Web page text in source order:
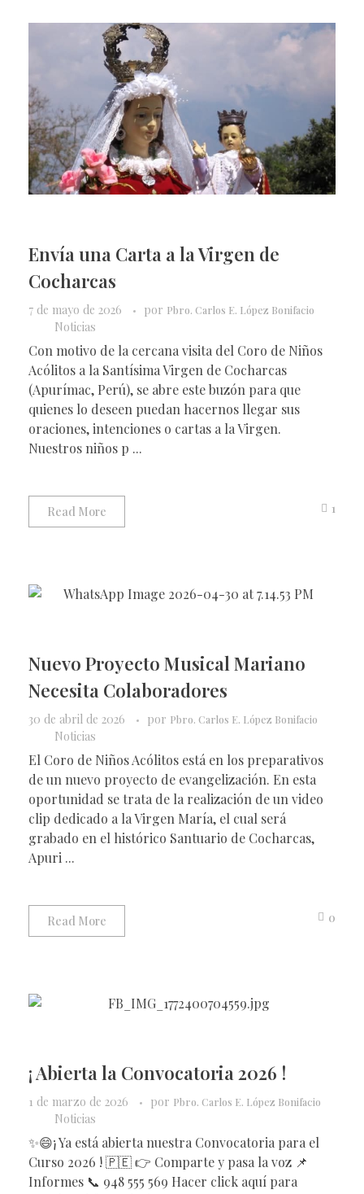
Envía una Carta a la Virgen de
Cocharcas
7 de mayo de 2026 por Pbro. Carlos E. López Bonifacio
Noticias
Con motivo de la cercana visita del Coro de Niños
Acólitos a la Santísima Virgen de Cocharcas
(Apurímac, Perú), se abre este buzón para que
quienes lo deseen puedan hacernos llegar sus
oraciones, intenciones o cartas a la Virgen.
Nuestros niños p ...
Read More 1
Nuevo Proyecto Musical Mariano
Necesita Colaboradores
30 de abril de 2026 por Pbro. Carlos E. López Bonifacio
Noticias
El Coro de Niños Acólitos está en los preparativos
de un nuevo proyecto de evangelización. En esta
oportunidad se trata de la realización de un video
clip dedicado a la Virgen María, el cual será
grabado en el histórico Santuario de Cocharcas,
Apuri ...
Read More 0
¡ Abierta la Convocatoria 2026 !
1 de marzo de 2026 por Pbro. Carlos E. López Bonifacio
Noticias
✨️😄¡ Ya está abierta nuestra Convocatoria para el
Curso 2026 ! 🇵🇪 👉 Comparte y pasa la voz 📌
Informes 📞 948 555 569 Hacer click aquí para